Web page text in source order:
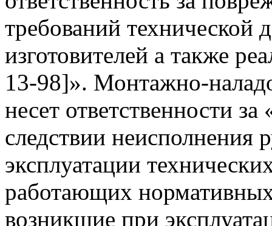
требований технической
изготовителей а также
13-98]». Монтажно-
несет ответственности
следствии неисполнения
эксплуатации
работающих
возникшие при